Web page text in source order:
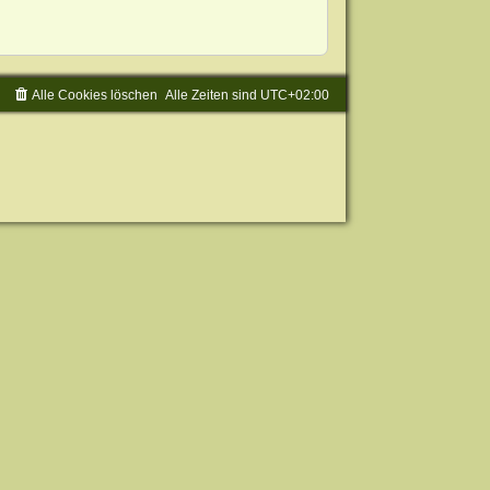
Alle Zeiten sind UTC+02:00
Alle Cookies löschen